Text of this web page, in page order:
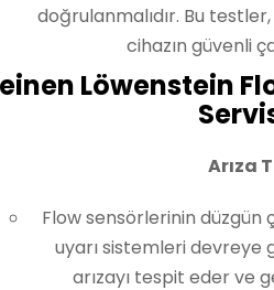
doğrulanmalıdır. Bu
cihazın güvenli
Löwenstein
Arıza
Flow sensörlerinin düzgün
uyarı sistemleri devreye
arızayı tespit eder ve